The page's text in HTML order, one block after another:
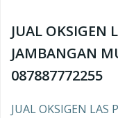
JUAL OKSIGEN
JAMBANGAN
087887772255
JUAL OKSIGEN LAS